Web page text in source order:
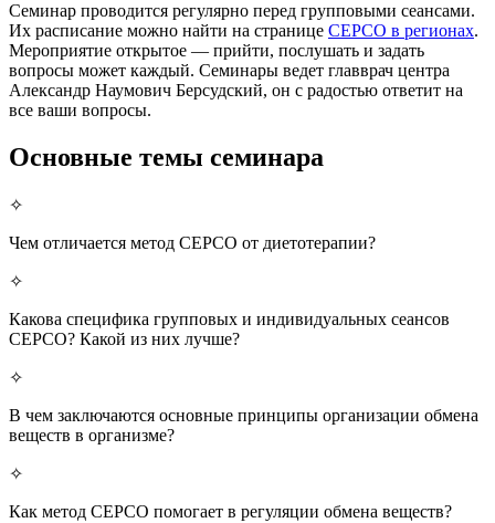
Семинар проводится регулярно перед групповыми сеансами.
Их расписание можно найти на странице СЕРСО в регионах.
Мероприятие открытое — прийти, послушать и задать
вопросы может каждый. Семинары ведет главврач центра
Александр Наумович Берсудский, он с радостью ответит на
все ваши вопросы.
Основные темы семинара
✧
Чем отличается метод СЕРСО от диетотерапии?
✧
Какова специфика групповых и индивидуальных сеансов
СЕРСО? Какой из них лучше?
✧
В чем заключаются основные принципы организации обмена
веществ в организме?
✧
Как метод СЕРСО помогает в регуляции обмена веществ?